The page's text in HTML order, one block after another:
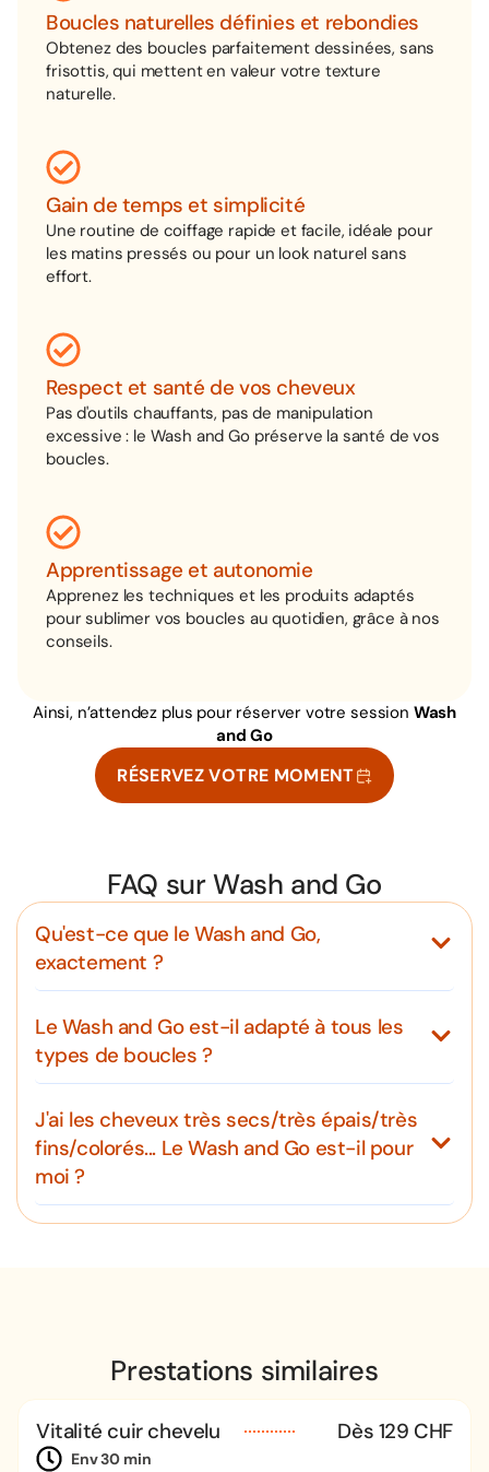
Boucles naturelles définies et rebondies
Obtenez des boucles parfaitement dessinées, sans
frisottis, qui mettent en valeur votre texture
naturelle.
Gain de temps et simplicité
Une routine de coiffage rapide et facile, idéale pour
les matins pressés ou pour un look naturel sans
effort.
Respect et santé de vos cheveux
Pas d'outils chauffants, pas de manipulation
excessive : le Wash and Go préserve la santé de vos
boucles.
Apprentissage et autonomie
Apprenez les techniques et les produits adaptés
pour sublimer vos boucles au quotidien, grâce à nos
conseils.
Ainsi, n’attendez plus pour réserver votre session Wash
and Go
RÉSERVEZ VOTRE MOMENT
FAQ sur Wash and Go
Qu'est-ce que le Wash and Go,
exactement ?
Le Wash and Go est-il adapté à tous les
types de boucles ?
J'ai les cheveux très secs/très épais/très
fins/colorés... Le Wash and Go est-il pour
moi ?
Prestations similaires
Vitalité cuir chevelu Dès 129 CHF
Env 30 min